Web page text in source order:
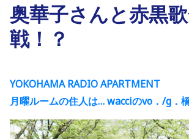
奥華子さんと赤黒
戦！？
YOKOHAMA RADIO APARTMENT
月曜ルームの住人は… wacciのvo．/g．